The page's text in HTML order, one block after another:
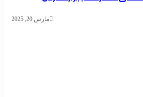
مارس 20, 2025